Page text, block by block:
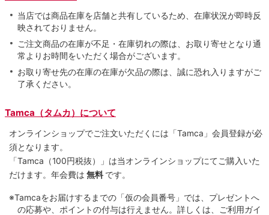
当店では商品在庫を店舗と共有しているため、在庫状況が即時反
映されておりません。
ご注文商品の在庫が不足・在庫切れの際は、お取り寄せとなり通
常よりお時間をいただく場合がございます。
お取り寄せ先の在庫の在庫が欠品の際は、誠に恐れ入りますがご
了承ください。
Tamca（タムカ）について
オンラインショップでご注⽂いただくには「Tamca」会員登録が必
須となります。
「Tamca （100円税抜）
」は当オンラインショップにてご購⼊いた
だけます。 年会費は 無料 です。
※Tamcaをお届けするまでの「仮の会員番号」では、プレゼントへ
の応募や、ポイントの付与は⾏えません。詳しくは、ご利⽤ガイ